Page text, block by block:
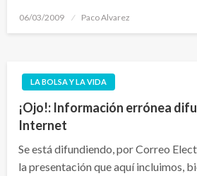
Publicado
06/03/2009 Paco Alvarez
LA BOLSA Y LA VIDA
¡Ojo!: Información errónea
Internet
Se está difundiendo, por Correo
la presentación que aquí incluimos,